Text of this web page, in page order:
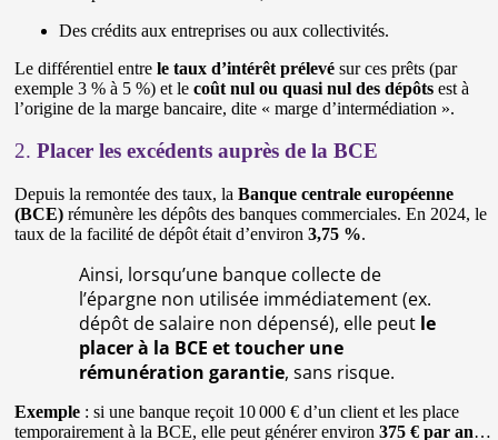
Des crédits aux entreprises ou aux collectivités.
Le différentiel entrele taux d’intérêt prélevé sur ces prêts (par
exemple 3 % à 5 %) et lecoût nul ou quasi nul des dépôts est à
l’origine de la marge bancaire, dite « marge d’intermédiation ».
2.Placer les excédents auprès de la BCE
Depuis la remontée des taux, laBanque centrale européenne
(BCE) rémunère les dépôts des banques commerciales. En 2024, le
taux de la facilité de dépôt était d’environ3,75 %.
Ainsi, lorsqu’une banque collecte de
l’épargne non utilisée immédiatement (ex.
dépôt de salaire non dépensé), elle peut le
placer à la BCE et toucher une
rémunération garantie, sans risque.
Exemple : si une banque reçoit 10 000 € d’un client et les place
temporairement à la BCE, elle peut générer environ375 € par an…